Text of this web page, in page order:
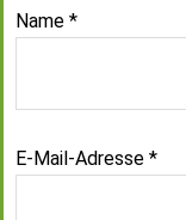
Name *
E-Mail-Adresse *